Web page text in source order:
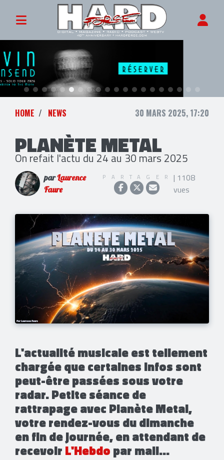
HOME NEWS 30 MARS 2025, 17:20
PLANÈTE METAL
On refait l'actu du 24 au 30 mars 2025
parLaurence
Faure
PARTAGER | 1108
vues
​L'actualité musicale est tellement
chargée que certaines infos sont
peut-être passées sous votre
radar. Petite séance de
rattrapage avec Planète Metal,
votre rendez-vous du dimanche
en fin de journée, en attendant de
recevoirL'Hebdopar mail…